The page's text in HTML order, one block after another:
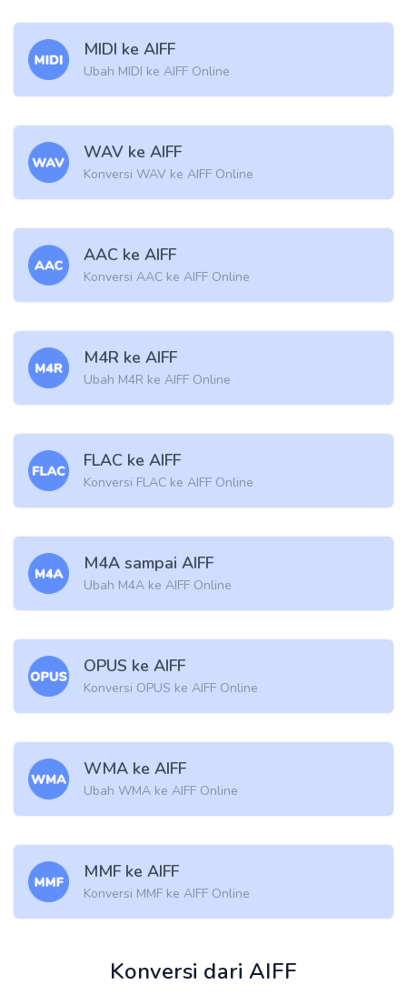
MIDI ke AIFF
Ubah MIDI ke AIFF Online
WAV ke AIFF
Konversi WAV ke AIFF Online
AAC ke AIFF
Konversi AAC ke AIFF Online
M4R ke AIFF
Ubah M4R ke AIFF Online
FLAC ke AIFF
Konversi FLAC ke AIFF Online
M4A sampai AIFF
Ubah M4A ke AIFF Online
OPUS ke AIFF
Konversi OPUS ke AIFF Online
WMA ke AIFF
Ubah WMA ke AIFF Online
MMF ke AIFF
Konversi MMF ke AIFF Online
Konversi dari AIFF